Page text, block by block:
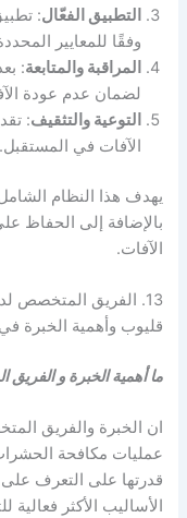
التطبيق الفعّال:
وفقًا للمعايير
المراقبة والمتابعة:
لضمان عدم عودة
التوعية والتثقيف:
الآفات في المستقبل.
يهدف هذا النظام
بالإضافة إلى الحفاظ
الآفات.
13. الفريق
قليوب وأهمية الخبرة
ما أهمية الخبرة و
ان الخبرة والفريق
عمليات مكافحة
قدرتها على التعرف على
الأساليب الأكثر فعالية